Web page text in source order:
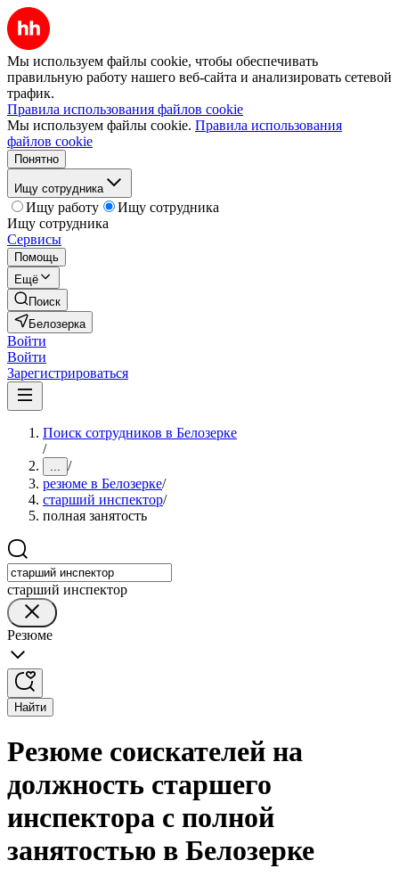
Мы используем файлы cookie, чтобы обеспечивать
правильную работу нашего веб-сайта и анализировать сетевой
трафик.
Правила использования файлов cookie
Мы используем файлы cookie. Правила использования
файлов cookie
Понятно
Ищу сотрудника
Ищу работу
Ищу сотрудника
Ищу сотрудника
Сервисы
Помощь
Ещё
Поиск
Белозерка
Войти
Войти
Зарегистрироваться
Поиск сотрудников в Белозерке
/
... /
резюме в Белозерке/
старший инспектор/
полная занятость
старший инспектор
Резюме
Найти
Резюме соискателей на
должность старшего
инспектора с полной
занятостью в Белозерке